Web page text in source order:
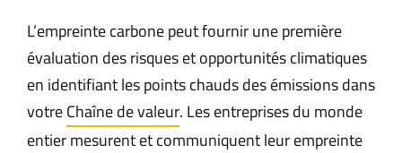
L’empreinte carbone peut fournir une première
évaluation des risques et opportunités climatiques
en identifiant les points chauds des émissions dans
votreChaîne de valeur. Les entreprises du monde
entier mesurent et communiquent leur empreinte